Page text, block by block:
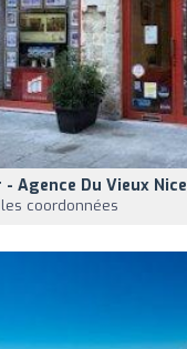
Agence Du Vieux Nice
coordonnées